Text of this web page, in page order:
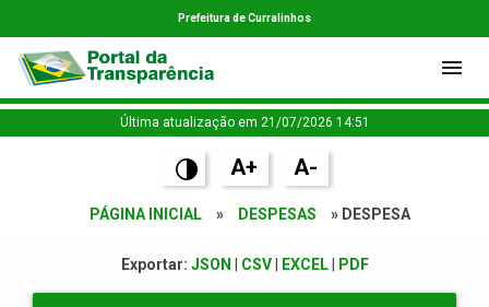
Prefeitura de Curralinhos
Última atualização em 21/07/2026 14:51
A+ A-
PÁGINA INICIAL » DESPESAS » DESPESA
Exportar: JSON CSV| EXCEL| PDF